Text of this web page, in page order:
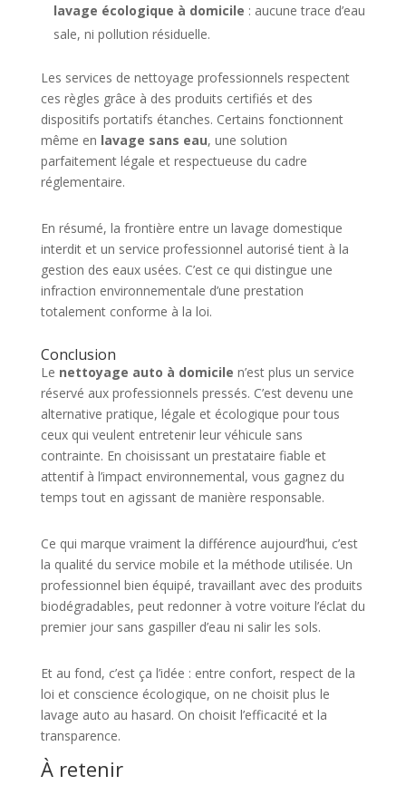
lavage écologique à domicile : aucune trace d’eau
sale, ni pollution résiduelle.
Les services de nettoyage professionnels respectent
ces règles grâce à des produits certifiés et des
dispositifs portatifs étanches. Certains fonctionnent
même en lavage sans eau, une solution
parfaitement légale et respectueuse du cadre
réglementaire.
En résumé, la frontière entre un lavage domestique
interdit et un service professionnel autorisé tient à la
gestion des eaux usées. C’est ce qui distingue une
infraction environnementale d’une prestation
totalement conforme à la loi.
Conclusion
Le nettoyage auto à domicile n’est plus un service
réservé aux professionnels pressés. C’est devenu une
alternative pratique, légale et écologique pour tous
ceux qui veulent entretenir leur véhicule sans
contrainte. En choisissant un prestataire fiable et
attentif à l’impact environnemental, vous gagnez du
temps tout en agissant de manière responsable.
Ce qui marque vraiment la différence aujourd’hui, c’est
la qualité du service mobile et la méthode utilisée. Un
professionnel bien équipé, travaillant avec des produits
biodégradables, peut redonner à votre voiture l’éclat du
premier jour sans gaspiller d’eau ni salir les sols.
Et au fond, c’est ça l’idée : entre confort, respect de la
loi et conscience écologique, on ne choisit plus le
lavage auto au hasard. On choisit l’efficacité et la
transparence.
À retenir